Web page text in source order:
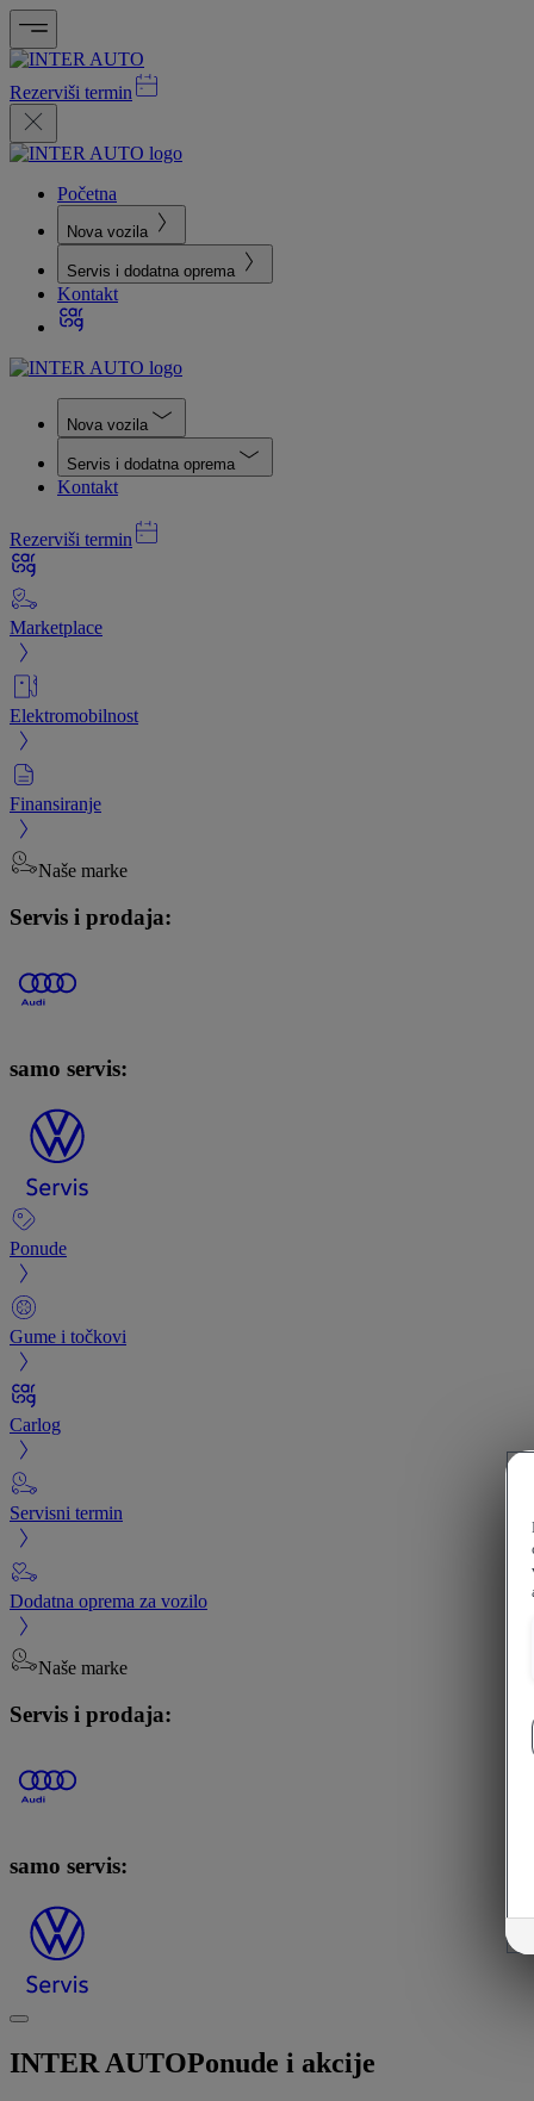
Rezerviši termin
Početna
Nova vozila
Servis i dodatna oprema
Kontakt
Nova vozila
Servis i dodatna oprema
Kontakt
Rezerviši termin
Marketplace
Elektromobilnost
Finansiranje
Naše marke
Servis i prodaja:
samo servis:
Ponude
Gume i točkovi
Carlog
Servisni termin
Dodatna oprema za vozilo
Naše marke
Servis i prodaja:
samo servis:
INTER AUTOPonude i akcije